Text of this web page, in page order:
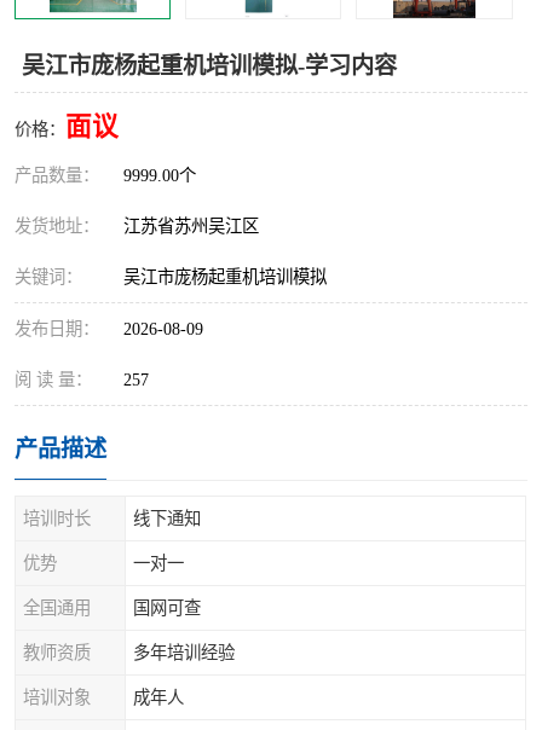
吴江市庞杨起重机培训模拟-学习内容
价格： 面议
产品数量： 9999.00个
发货地址： 江苏省苏州吴江区
关键词： 吴江市庞杨起重机培训模拟
发布日期： 2026-08-09
阅 读 量： 257
产品描述
培训时长 线下通知
优势 一对一
全国通用 国网可查
教师资质 多年培训经验
培训对象 成年人